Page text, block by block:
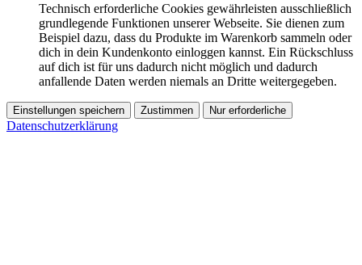
Technisch erforderliche Cookies gewährleisten ausschließlich
grundlegende Funktionen unserer Webseite. Sie dienen zum
Beispiel dazu, dass du Produkte im Warenkorb sammeln oder
dich in dein Kundenkonto einloggen kannst. Ein Rückschluss
auf dich ist für uns dadurch nicht möglich und dadurch
anfallende Daten werden niemals an Dritte weitergegeben.
Einstellungen speichern Zustimmen Nur erforderliche
Datenschutzerklärung